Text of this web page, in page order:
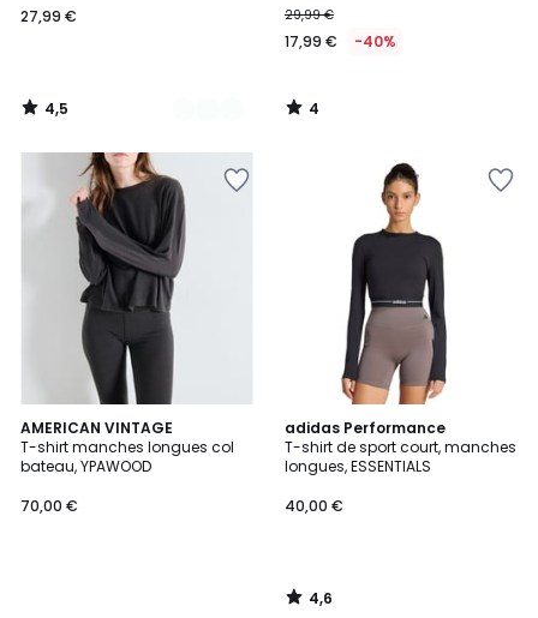
27,99 €
4,5
/
29,99 €
17,99 € -40%
4
/
AMERICAN VINTAGE
T-shirt manches longues col
bateau, YPAWOOD
70,00 €
adidas Performance
T-shirt de sport court, manches
longues, ESSENTIALS
40,00 €
4,6
/ 5
4,6
/